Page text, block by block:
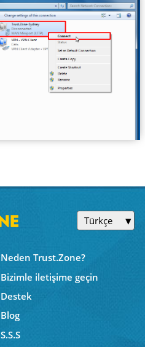
Türkçe
Neden Trust.Zone?
Bizimle iletişime geçin
Destek
Blog
S.S.S